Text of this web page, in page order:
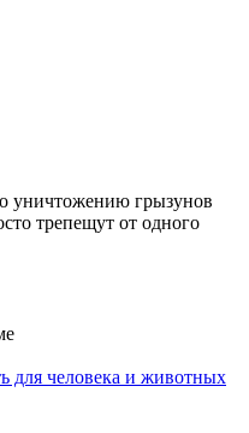
уничтожению грызунов
трепещут от одного
для человека и животных